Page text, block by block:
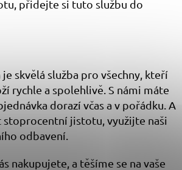
přidejte si tuto službu do
skvělá služba pro všechny, kteří
rychle a spolehlivě. S námi máte
dorazí včas a v pořádku. A
stoprocentní jistotu, využijte naši
odbavení.
nakupujete, a těšíme se na vaše